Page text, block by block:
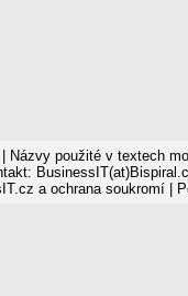
Názvy použité v textech
a ochrana soukromí|